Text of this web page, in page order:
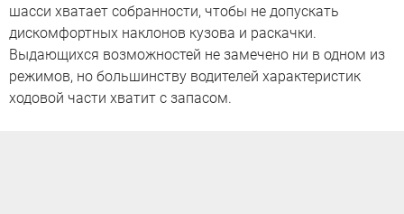
шасси хватает собранности, чтобы не допускать
дискомфортных наклонов кузова и раскачки.
Выдающихся возможностей не замечено ни в одном из
режимов, но большинству водителей характеристик
ходовой части хватит с запасом.